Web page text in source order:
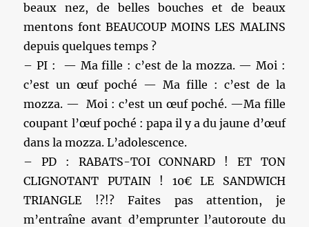
beaux nez, de belles bouches et de beaux
mentons font BEAUCOUP MOINS LES MALINS
depuis quelques temps ?
– PI : — Ma fille : c’est de la mozza. — Moi :
c’est un œuf poché — Ma fille : c’est de la
mozza. — Moi : c’est un œuf poché. —Ma fille
coupant l’œuf poché : papa il y a du jaune d’œuf
dans la mozza. L’adolescence.
– PD : RABATS-TOI CONNARD ! ET TON
CLIGNOTANT PUTAIN ! 10€ LE SANDWICH
TRIANGLE !?!? Faites pas attention, je
m’entraîne avant d’emprunter l’autoroute du